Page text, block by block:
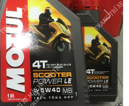
Tiếp
theo